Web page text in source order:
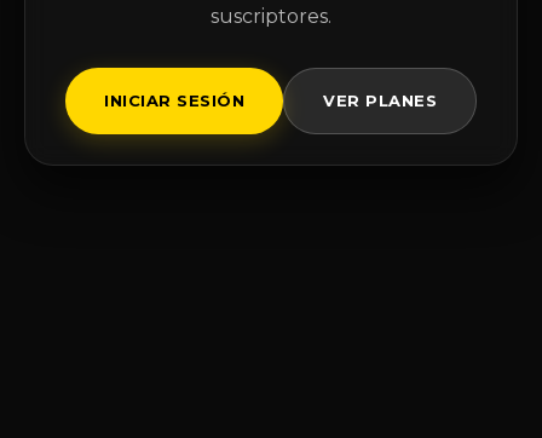
suscriptores.
INICIAR SESIÓN VER PLANES